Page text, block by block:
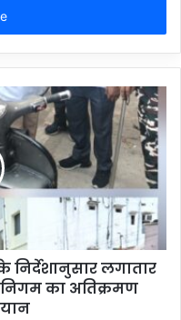
लगातार
निगम का अतिक्रमण